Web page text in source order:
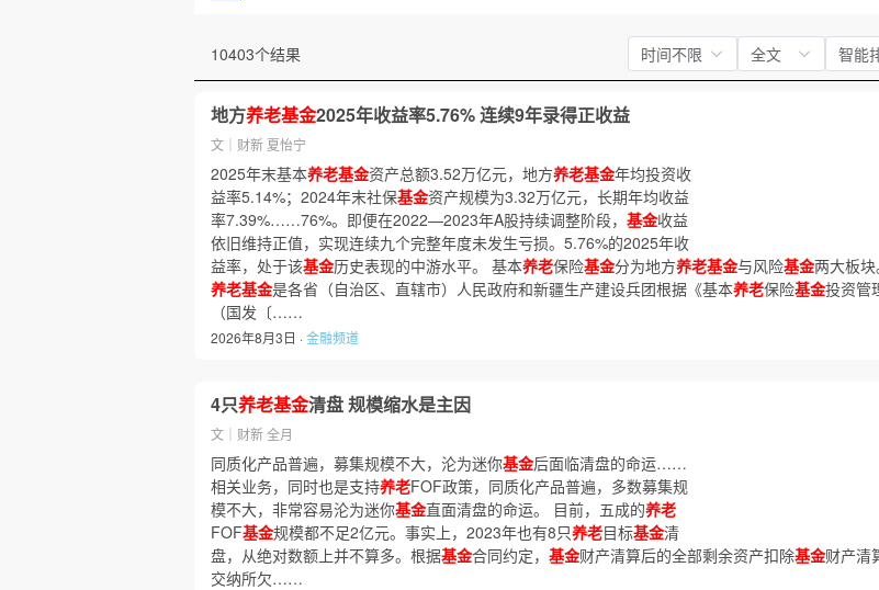
10403个结果 时间不限 全文 智能
地方养老基金2025年收益率5.76% 连续9年录得正收益
文｜财新 夏怡宁
2025年末基本养老基金资产总额3.52万亿元，地方养老基金年均投资收
益率5.14%；2024年末社保基金资产规模为3.32万亿元，长期年均收益
率7.39%……76%。即便在2022—2023年A股持续调整阶段， 基金收益
依旧维持正值，实现连续九个完整年度未发生亏损。5.76%的2025年收
益率，处于该基金历史表现的中游水平。 基本养老保险基金分为地方养老基金与风险基金两大板
养老基金是各省（自治区、直辖市）人民政府和新疆生产建设兵团根据《基本养老保险基金投资管
（国发〔……
2026年8月3日 ·金融频道
4只养老基金清盘 规模缩水是主因
文｜财新 全月
同质化产品普遍，募集规模不大，沦为迷你基金后面临清盘的命运……
相关业务，同时也是支持养老FOF政策，同质化产品普遍，多数募集规
模不大，非常容易沦为迷你基金直面清盘的命运。 目前，五成的养老
FOF基金规模都不足2亿元。事实上，2023年也有8只养老目标基金清
盘，从绝对数额上并不算多。根据基金合同约定， 基金财产清算后的全部剩余资产扣除基金财产清
交纳所欠……